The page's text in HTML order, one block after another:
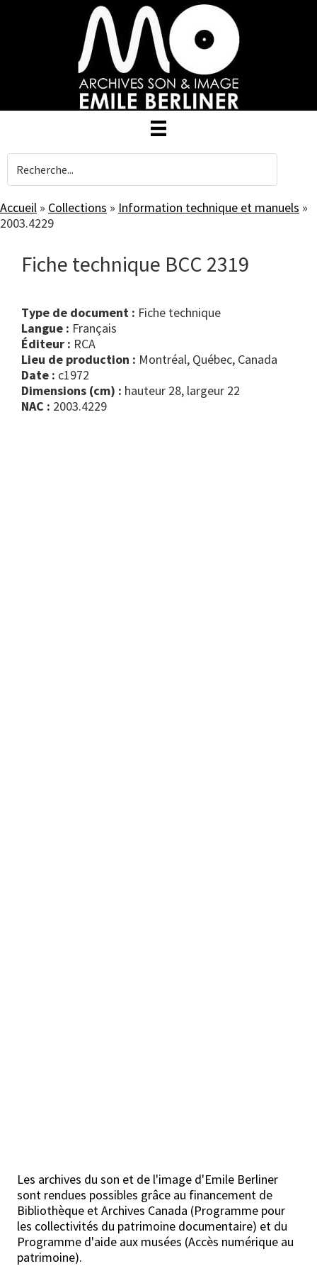
Accueil » Collections » Information technique et manuels »
2003.4229
Fiche technique BCC 2319
Type de document :
fiche technique
Langue : Français
Éditeur : RCA
Lieu de production : Montréal, Québec, Canada
Date : c1972
Dimensions (cm) : hauteur 28, largeur 22
NAC : 2003.4229
Les archives du son et de l'image d'Emile Berliner
sont rendues possibles grâce au financement de
Bibliothèque et Archives Canada (Programme pour
les collectivités du patrimoine documentaire) et du
Programme d'aide aux musées (Accès numérique au
patrimoine).